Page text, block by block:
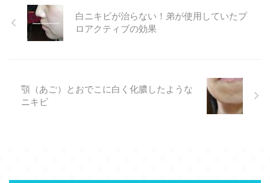
白ニキビが治らない！弟が使用していたプ
ロアクティブの効果
顎（あご）とおでこに白く化膿したような
ニキビ